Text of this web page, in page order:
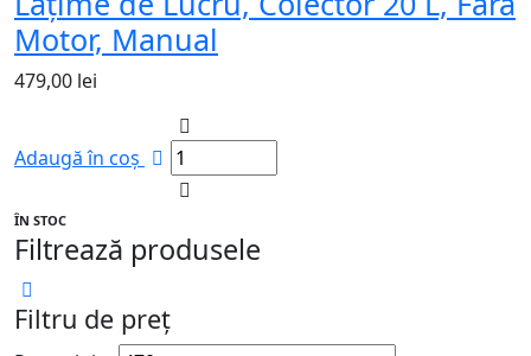
Motor, Manual
479,00 lei
Adaugă în coș
ÎN STOC
Filtrează produsele
Filtru de preț